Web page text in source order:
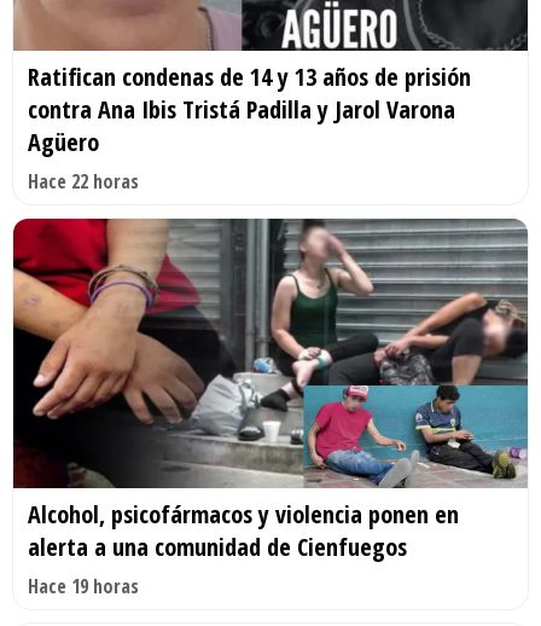
Ratifican condenas de 14 y 13 años de prisión
contra Ana Ibis Tristá Padilla y Jarol Varona
Agüero
Hace 22 horas
Alcohol, psicofármacos y violencia ponen en
alerta a una comunidad de Cienfuegos
Hace 19 horas